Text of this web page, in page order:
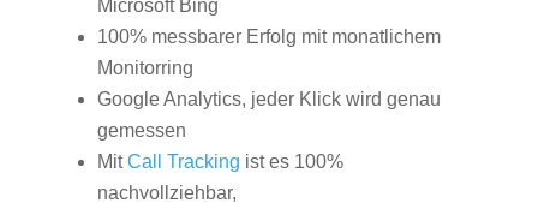
Microsoft Bing
100% messbarer Erfolg mit monatlichem
Monitorring
Google Analytics, jeder Klick wird genau
gemessen
MitCall Tracking ist es 100%
nachvollziehbar,